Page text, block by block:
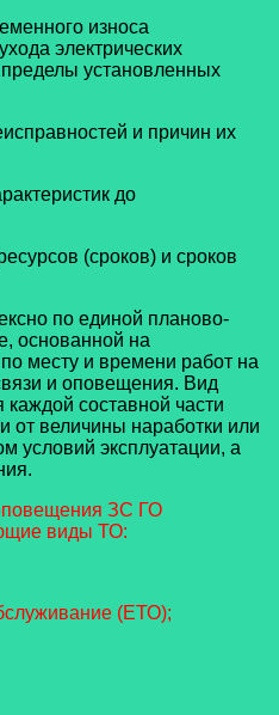
износа
электрических
установленных
и причин их
до
(сроков) и сроков
по единой планово-
основанной на
месту и времени работ на
и оповещения. Вид
каждой составной части
от величины наработки или
условий эксплуатации, а
ЗС ГО
виды ТО:
(ЕТО);